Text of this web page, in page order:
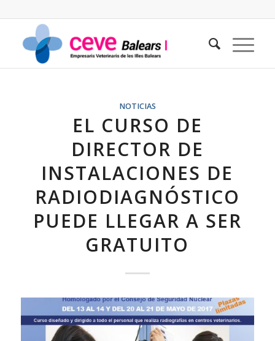
NOTICIAS
EL CURSO DE
DIRECTOR DE
INSTALACIONES DE
RADIODIAGNÓSTICO
PUEDE LLEGAR A SER
GRATUITO